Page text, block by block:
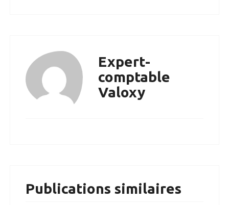
Expert-
comptable
Valoxy
Publications similaires